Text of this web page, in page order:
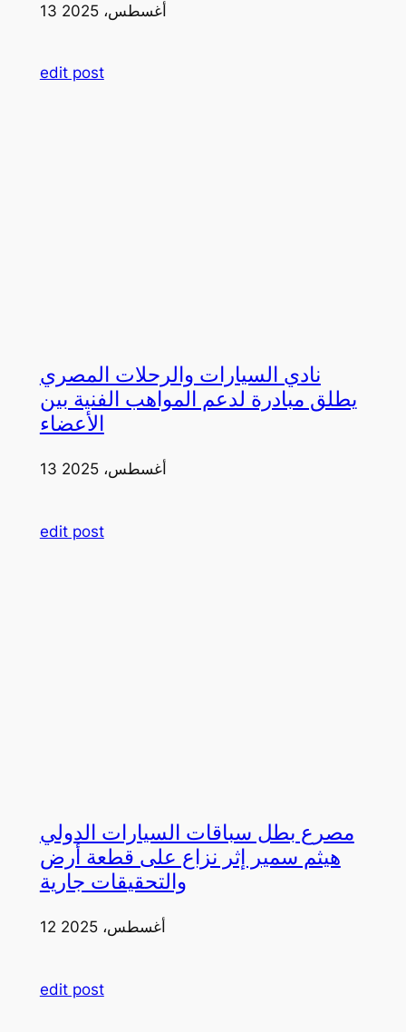
13 أغسطس، 2025
edit post
نادي السيارات والرحلات المصري
يطلق مبادرة لدعم المواهب الفنية بين
الأعضاء
13 أغسطس، 2025
edit post
مصرع بطل سباقات السيارات الدولي
هيثم سمير إثر نزاع على قطعة أرض
والتحقيقات جارية
12 أغسطس، 2025
edit post